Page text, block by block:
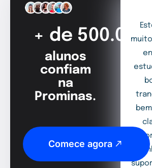
+ de 500.000
alunos
confiam
na
Prominas.
Comece agora